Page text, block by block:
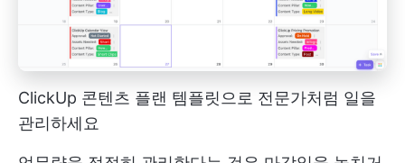
ClickUp 콘텐츠 플랜 템플릿으로 전문가처럼 일을
관리하세요